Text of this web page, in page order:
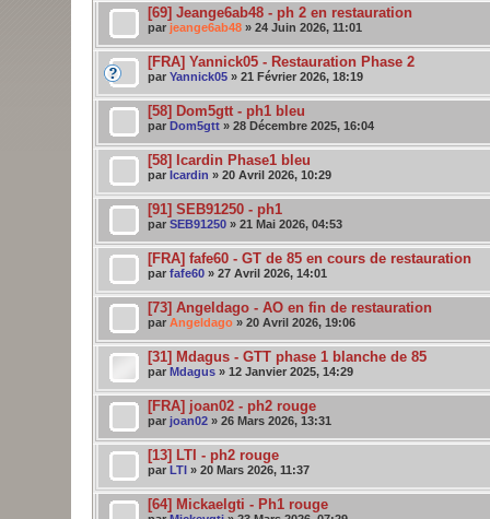
[69] Jeange6ab48 - ph 2 en restauration
par jeange6ab48 » 24 Juin 2026, 11:01
[FRA] Yannick05 - Restauration Phase 2
par Yannick05 » 21 Février 2026, 18:19
[58] Dom5gtt - ph1 bleu
par Dom5gtt » 28 Décembre 2025, 16:04
[58] Icardin Phase1 bleu
par Icardin » 20 Avril 2026, 10:29
[91] SEB91250 - ph1
par SEB91250 » 21 Mai 2026, 04:53
[FRA] fafe60 - GT de 85 en cours de restauration
par fafe60 » 27 Avril 2026, 14:01
[73] Angeldago - AO en fin de restauration
par Angeldago » 20 Avril 2026, 19:06
[31] Mdagus - GTT phase 1 blanche de 85
par Mdagus » 12 Janvier 2025, 14:29
[FRA] joan02 - ph2 rouge
par joan02 » 26 Mars 2026, 13:31
[13] LTI - ph2 rouge
par LTI » 20 Mars 2026, 11:37
[64] Mickaelgti - Ph1 rouge